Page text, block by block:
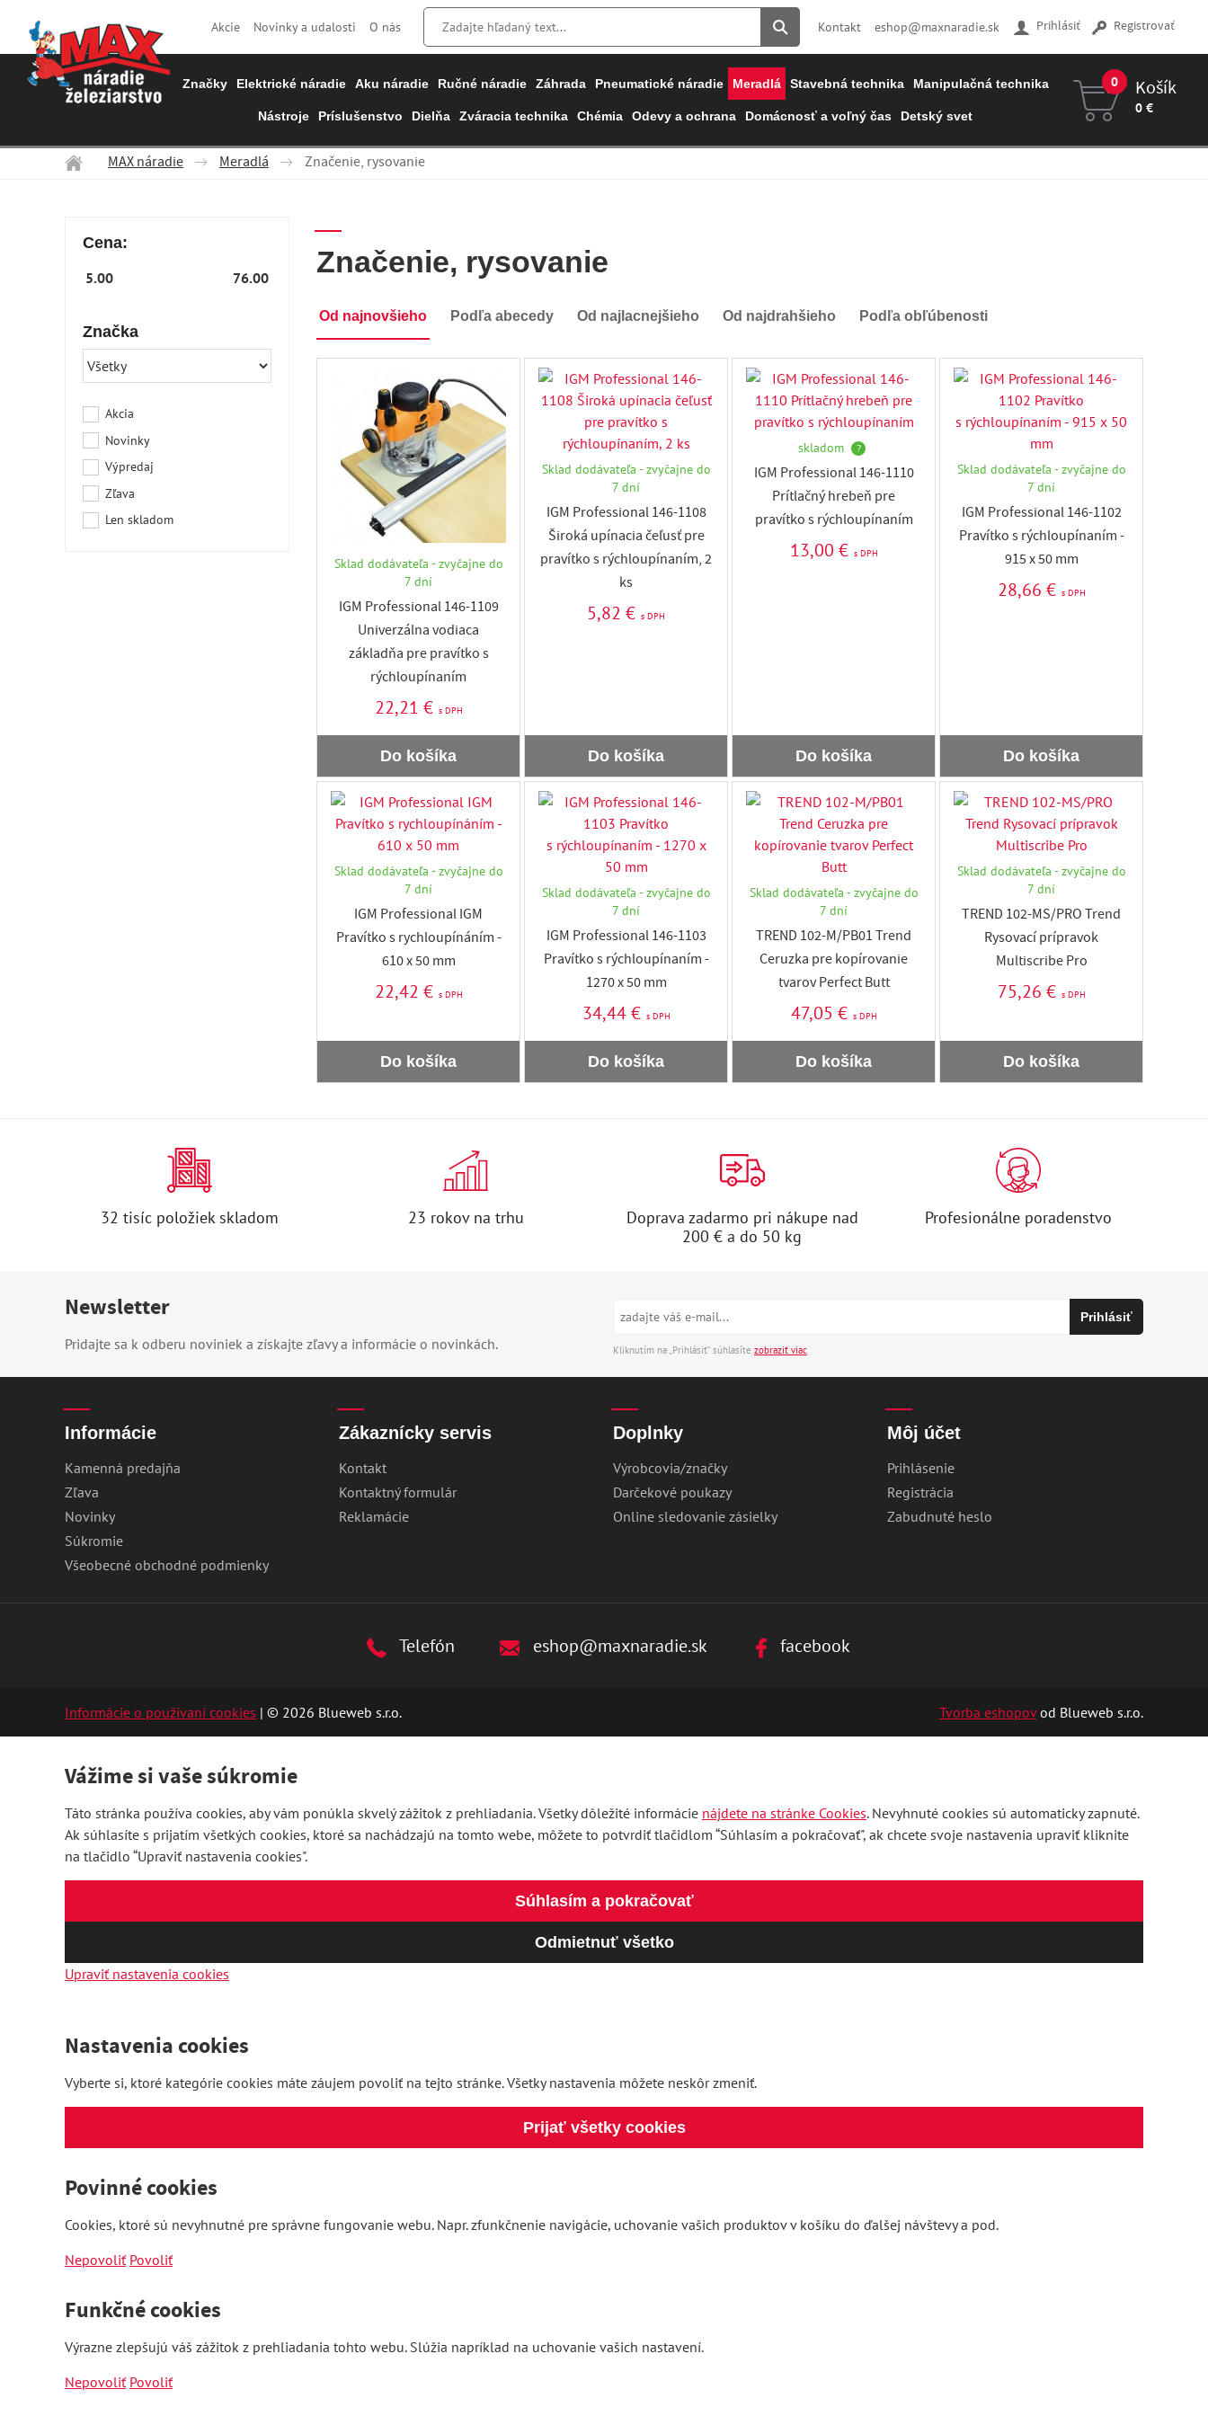
Akcie Novinky a udalosti O nás Kontakt eshop@maxnaradie.sk Prihlásiť Registrovať
0 Košík
0 €
Značky Elektrické náradie Aku náradie Ručné náradie Záhrada Pneumatické náradie Meradlá Stavebná technika Manipulačná technika
Nástroje Príslušenstvo Dielňa Zváracia technika Chémia Odevy a ochrana Domácnosť a voľný čas Detský svet
MAX náradie Meradlá Značenie, rysovanie
Cena:
Značka
Akcia
Novinky
Výpredaj
Zľava
Len skladom
Značenie, rysovanie
Od najnovšieho Podľa abecedy Od najlacnejšieho Od najdrahšieho Podľa obľúbenosti
Sklad dodávateľa - zvyčajne do
7 dní
IGM Professional 146-1109
Univerzálna vodiaca
základňa pre pravítko s
rýchloupínaním
22,21 € s DPH
Do košíka
Sklad dodávateľa - zvyčajne do
7 dní
IGM Professional 146-1108
Široká upínacia čeľusť pre
pravítko s rýchloupínaním, 2
ks
5,82 € s DPH
Do košíka
skladom ?
IGM Professional 146-1110
Prítlačný hrebeň pre
pravítko s rýchloupínaním
13,00 € s DPH
Do košíka
Sklad dodávateľa - zvyčajne do
7 dní
IGM Professional 146-1102
Pravítko s rýchloupínaním -
915 x 50 mm
28,66 € s DPH
Do košíka
Sklad dodávateľa - zvyčajne do
7 dní
IGM Professional IGM
Pravítko s rychloupínáním -
610 x 50 mm
22,42 € s DPH
Do košíka
Sklad dodávateľa - zvyčajne do
7 dní
IGM Professional 146-1103
Pravítko s rýchloupínaním -
1270 x 50 mm
34,44 € s DPH
Do košíka
Sklad dodávateľa - zvyčajne do
7 dní
TREND 102-M/PB01 Trend
Ceruzka pre kopírovanie
tvarov Perfect Butt
47,05 € s DPH
Do košíka
Sklad dodávateľa - zvyčajne do
7 dní
TREND 102-MS/PRO Trend
Rysovací prípravok
Multiscribe Pro
75,26 € s DPH
Do košíka
32 tisíc položiek skladom 23 rokov na trhu
Doprava zadarmo pri nákupe nad
200 € a do 50 kg
Profesionálne poradenstvo
Newsletter
Pridajte sa k odberu noviniek a získajte zľavy a informácie o novinkách. Kliknutím na „Prihlásiť“ súhlasíte zobraziť viac
Informácie
Kamenná predajňa
Zľava
Novinky
Súkromie
Všeobecné obchodné podmienky
Zákaznícky servis
Kontakt
Kontaktný formulár
Reklamácie
Doplnky
Výrobcovia/značky
Darčekové poukazy
Online sledovanie zásielky
Môj účet
Prihlásenie
Registrácia
Zabudnuté heslo
Telefón eshop@maxnaradie.sk facebook
Informácie o používaní cookies | © 2026 Blueweb s.r.o. Tvorba eshopovod Blueweb s.r.o.
Vážime si vaše súkromie
Táto stránka používa cookies, aby vám ponúkla skvelý zážitok z prehliadania. Všetky dôležité informácie nájdete na stránke Cookies. Nevyhnuté cookies sú automaticky zapnuté.
Ak súhlasíte s prijatím všetkých cookies, ktoré sa nachádzajú na tomto webe, môžete to potvrdiť tlačidlom “Súhlasím a pokračovať", ak chcete svoje nastavenia upraviť kliknite
na tlačidlo “Upraviť nastavenia cookies".
Súhlasím a pokračovať
Odmietnuť všetko
Upraviť nastavenia cookies
Nastavenia cookies
Vyberte si, ktoré kategórie cookies máte záujem povoliť na tejto stránke. Všetky nastavenia môžete neskôr zmeniť.
Prijať všetky cookies
Povinné cookies
Cookies, ktoré sú nevyhnutné pre správne fungovanie webu. Napr. zfunkčnenie navigácie, uchovanie vašich produktov v košíku do ďalšej návštevy a pod.
Nepovoliť Povoliť
Funkčné cookies
Výrazne zlepšujú váš zážitok z prehliadania tohto webu. Slúžia napríklad na uchovanie vašich nastavení.
Nepovoliť Povoliť